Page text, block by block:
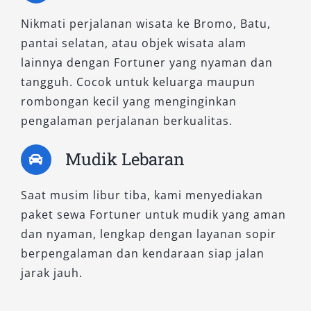
tambahan dan interior yang lebih mewah. Ideal
untuk perjalanan keluarga ke tempat wisata
alam, camping, atau ekspedisi jarak jauh.
Suspensi empuk dan kabin senyap menambah
kenyamanan selama perjalanan berlangsung.
Merupakan tipe tertinggi dalam jajaran
Fortuner, GR-S (Gazoo Racing Sport) hadir
dengan sentuhan sporty dan eksklusif. Desain
eksterior agresif, velg beraksen balap, serta
suspensi sport-tuned memberikan pengalaman
berkendara berbeda. Sangat cocok bagi Anda
Nikmati perjalanan wisata ke Bromo, Batu,
pantai selatan, atau objek wisata alam
lainnya dengan Fortuner yang nyaman dan
tangguh. Cocok untuk keluarga maupun
rombongan kecil yang menginginkan
pengalaman perjalanan berkualitas.
Mudik Lebaran
Saat musim libur tiba, kami menyediakan
paket sewa Fortuner untuk mudik yang aman
dan nyaman, lengkap dengan layanan sopir
berpengalaman dan kendaraan siap jalan
jarak jauh.